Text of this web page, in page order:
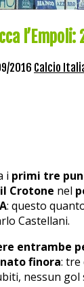
l’Empoli:
2016 Calcio
i primi tre
Crotone nel
: questo
Castellani.
entrambe
finora: tre
nessun gol